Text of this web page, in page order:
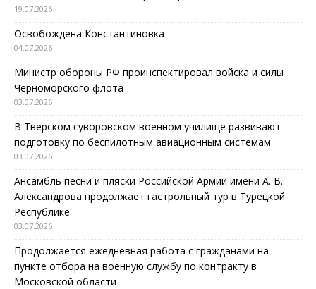
19.07.2026
Освобождена Константиновка
04.07.2026
Министр обороны РФ проинспектировал войска и силы
Черноморского флота
03.07.2026
В Тверском суворовском военном училище развивают
подготовку по беспилотным авиационным системам
03.07.2026
Ансамбль песни и пляски Российской Армии имени А. В.
Александрова продолжает гастрольный тур в Турецкой
Республике
03.07.2026
Продолжается ежедневная работа с гражданами на
пункте отбора на военную службу по контракту в
Московской области